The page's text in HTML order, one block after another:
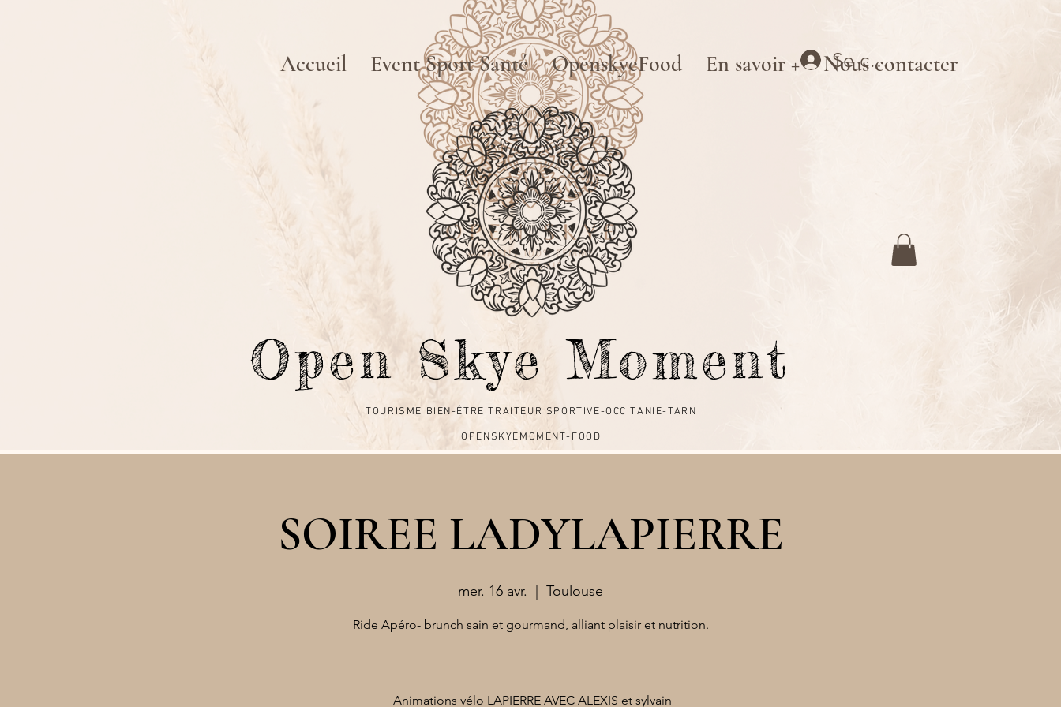
Accueil Event Sport Santé OpenskyeFood En savoir + Nous contacter
Open Skye Moment
TOURISME BIEN-ÊTRE TRAITEUR SPORTIVE-OCCITANIE-TARN
OPENSKYEMOMENT-FOOD
TOURISME BIEN-ÊTRE TRAITEUR SPORTIVE-OCCITANIE-TARN
OPENSKYEMOMENT-FOOD
Se connecter
SOIREE LADYLAPIERRE
mer. 16 avr. Toulouse
Ride Apéro- brunch sain et gourmand, alliant plaisir et nutrition.
Animations vélo LAPIERRE AVEC ALEXIS et sylvain